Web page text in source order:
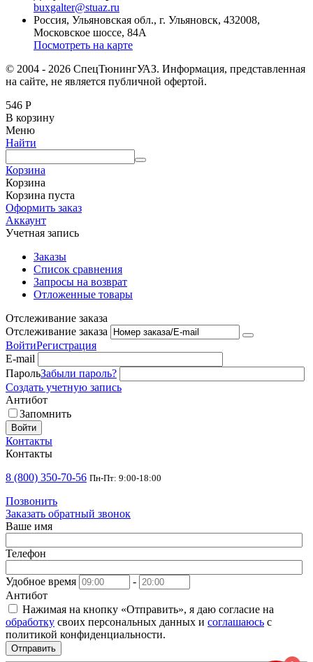
buxgalter@stuaz.ru
Россия, Ульяновская обл., г. Ульяновск, 432008,
Московское шоссе, 84А
Посмотреть на карте
© 2004 - 2026 СпецТюнингУАЗ. Информация, представленная
на сайте, не является публичной офертой.
546 Р
В корзину
Меню
Найти
Корзина
Корзина
Корзина пуста
Оформить заказ
Аккаунт
Учетная запись
Заказы
Список сравнения
Запросы на возврат
Отложенные товары
Отслеживание заказа
Отслеживание заказа
ВойтиРегистрация
E-mail
ПарольЗабыли пароль?
Создать учетную запись
Антибот
Запомнить
Войти
Контакты
Контакты
8 (800) 350-70-56 Пн-Пт: 9:00-18:00
Позвонить
Заказать обратный звонок
Ваше имя
Телефон
Удобное время
-
Антибот
Нажимая на кнопку «Отправить», я даю согласие на
обработку своих персональных данных и соглашаюсь с
политикой конфиденциальности.
Отправить